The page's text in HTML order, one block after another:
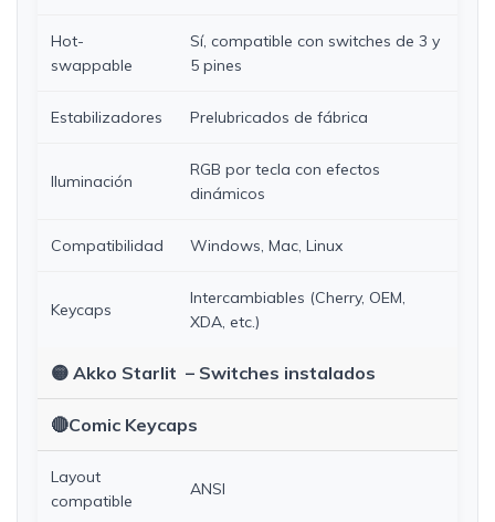
Hot-
swappable
Sí, compatible con switches de 3 y
5 pines
Estabilizadores Prelubricados de fábrica
Iluminación
RGB por tecla con efectos
dinámicos
Compatibilidad Windows, Mac, Linux
Keycaps
Intercambiables (Cherry, OEM,
XDA, etc.)
🟡 Akko Starlit – Switches instalados
🔴Comic Keycaps
Layout
compatible
ANSI